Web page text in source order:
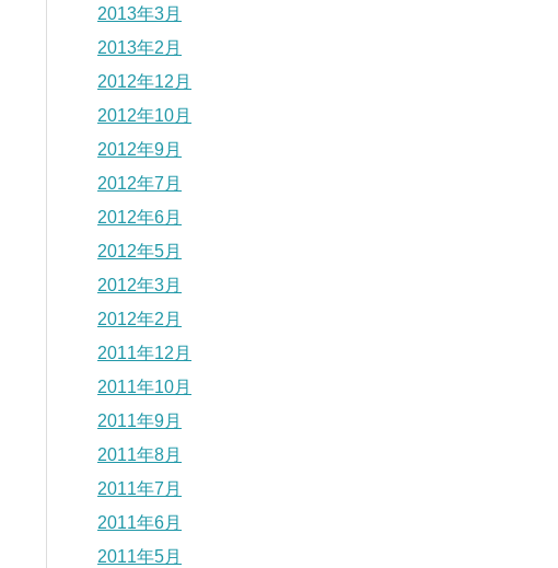
2013年3月
2013年2月
2012年12月
2012年10月
2012年9月
2012年7月
2012年6月
2012年5月
2012年3月
2012年2月
2011年12月
2011年10月
2011年9月
2011年8月
2011年7月
2011年6月
2011年5月